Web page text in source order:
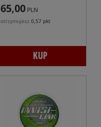
65,00 PLN
otrzymujesz 0,57 pkt
KUP